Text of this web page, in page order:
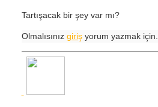
Tartışacak bir şey var mı?
Olmalısınız girişyorum yazmak için.